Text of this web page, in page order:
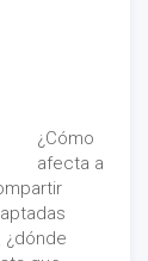
¿Cómo
afecta a
¿dónde